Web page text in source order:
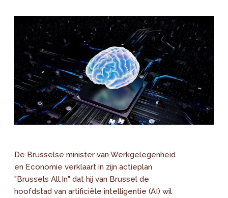
De Brusselse minister van Werkgelegenheid
en Economie verklaart in zijn actieplan
"Brussels All.In" dat hij van Brussel de
hoofdstad van artificiële intelligentie (AI) wil